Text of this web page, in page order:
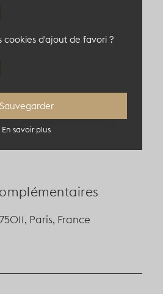
immersives,
des
atypique
Paris, France
cookies d'ajout de favori ?
Sauvegarder
En savoir plus